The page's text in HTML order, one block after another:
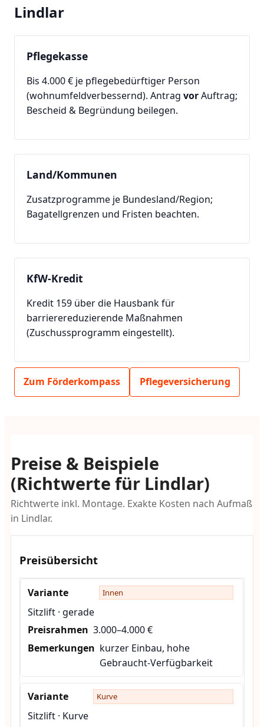
Lindlar
Pflegekasse
Bis 4.000 € je pflegebedürftiger Person
(wohnumfeldverbessernd). Antrag vorAuftrag;
Bescheid & Begründung beilegen.
Land/Kommunen
Zusatzprogramme je Bundesland/Region;
Bagatellgrenzen und Fristen beachten.
KfW-Kredit
Kredit 159 über die Hausbank für
barrierereduzierende Maßnahmen
(Zuschussprogramm eingestellt).
Zum Förderkompass Pflegeversicherung
Preise & Beispiele
(Richtwerte für Lindlar)
Richtwerte inkl. Montage. Exakte Kosten nach Aufmaß
in Lindlar.
Preisübersicht
Innen
Sitzlift · gerade
3.000–4.000 €
kurzer Einbau, hohe
Gebraucht-Verfügbarkeit
Kurve
Sitzlift · Kurve